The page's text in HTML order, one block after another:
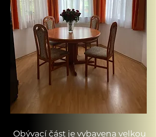
Obývací část je vybavena velkou